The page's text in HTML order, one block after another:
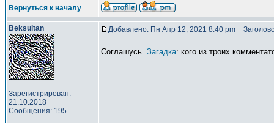
Вернуться к началу
Beksultan
Зарегистрирован:
21.10.2018
Сообщения: 195
Добавлено: Пн Апр 12, 2021 8:40 pm
Соглашусь. Загадка: кого из троих